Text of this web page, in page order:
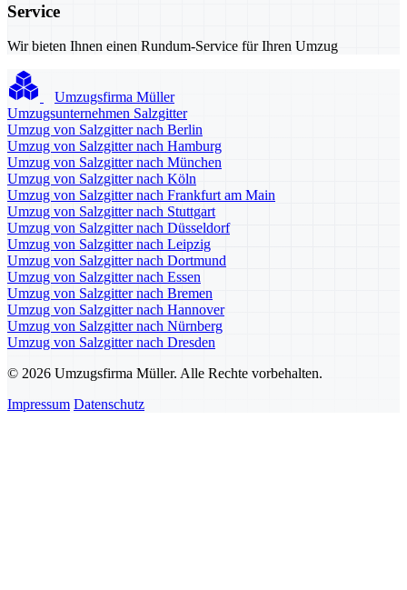
Service
Wir bieten Ihnen einen Rundum-Service für Ihren Umzug
Umzugsfirma Müller
Umzugsunternehmen Salzgitter
Umzug von Salzgitter nach Berlin
Umzug von Salzgitter nach Hamburg
Umzug von Salzgitter nach München
Umzug von Salzgitter nach Köln
Umzug von Salzgitter nach Frankfurt am Main
Umzug von Salzgitter nach Stuttgart
Umzug von Salzgitter nach Düsseldorf
Umzug von Salzgitter nach Leipzig
Umzug von Salzgitter nach Dortmund
Umzug von Salzgitter nach Essen
Umzug von Salzgitter nach Bremen
Umzug von Salzgitter nach Hannover
Umzug von Salzgitter nach Nürnberg
Umzug von Salzgitter nach Dresden
© 2026 Umzugsfirma Müller. Alle Rechte vorbehalten.
Impressum Datenschutz